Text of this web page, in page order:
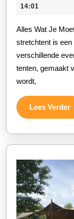
14:01
Alles Wat Je Moet Weten Over Stretchtenten Een
stretchtent is
verschillende
tenten, gemaakt
wordt,
Lees Verder